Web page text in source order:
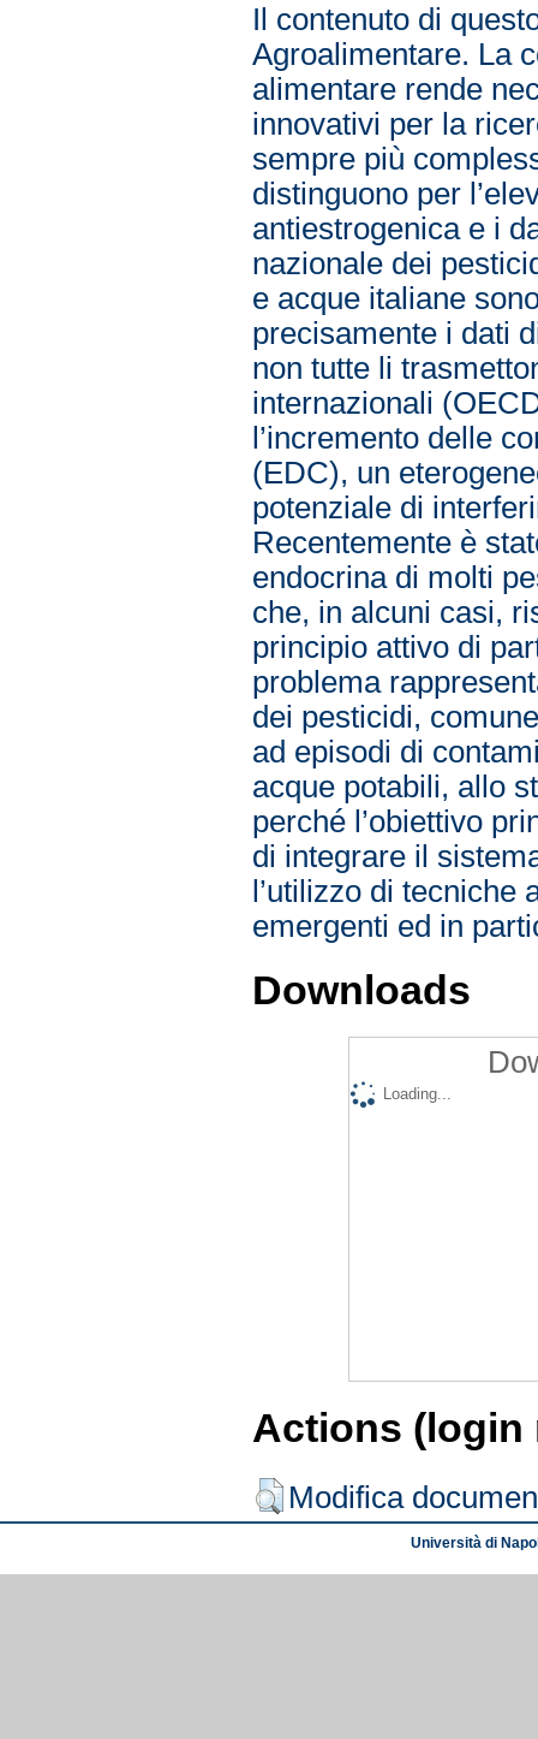
Il contenuto di
Agroalimentare. La
alimentare rende
innovativi per la
sempre più
distinguono per
antiestrogenica e i
nazionale dei
e acque italiane
precisamente i dati
non tutte li
internazionali
l’incremento delle
(EDC), un
potenziale di
Recentemente è
endocrina di molti
che, in alcuni casi,
principio attivo di
problema
dei pesticidi,
ad episodi di
acque potabili, allo
perché l’obiettivo
di integrare il
l’utilizzo di tecniche
emergenti ed in
Downloads
Loading...
Actions (login
Modifica
Università di